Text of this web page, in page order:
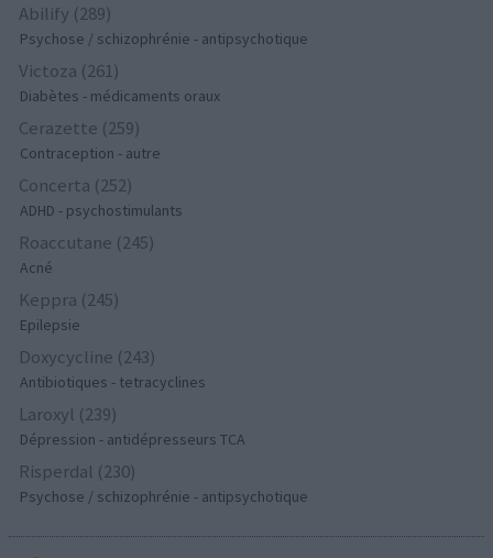
Abilify (289)
Psychose / schizophrénie - antipsychotique
Victoza (261)
Diabètes - médicaments oraux
Cerazette (259)
Contraception - autre
Concerta (252)
ADHD - psychostimulants
Roaccutane (245)
Acné
Keppra (245)
Epilepsie
Doxycycline (243)
Antibiotiques - tetracyclines
Laroxyl (239)
Dépression - antidépresseurs TCA
Risperdal (230)
Psychose / schizophrénie - antipsychotique